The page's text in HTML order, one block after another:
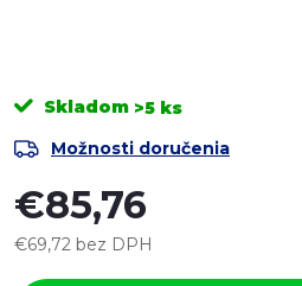
Skladom >5 ks
Možnosti doručenia
€85,76
€69,72 bez DPH